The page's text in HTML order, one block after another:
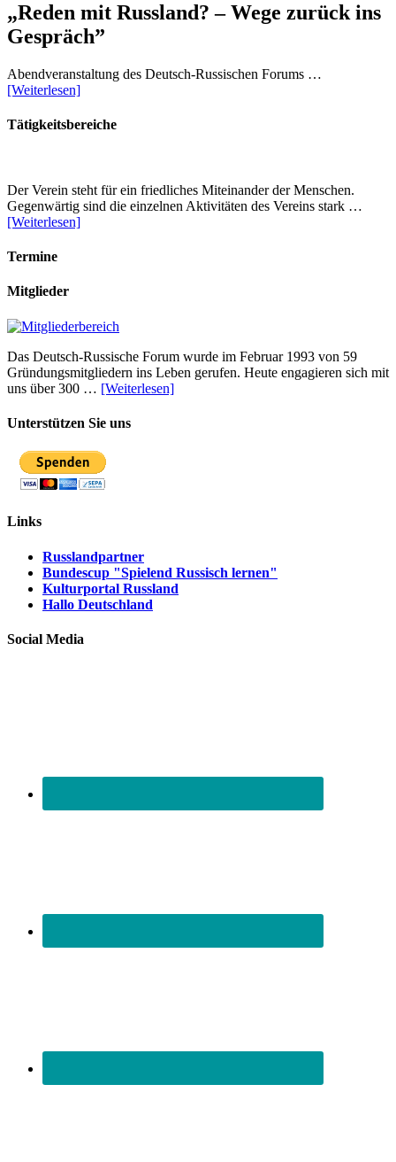
„Reden mit Russland? – Wege zurück ins
Gespräch”
Abendveranstaltung des Deutsch-Russischen Forums …
[Weiterlesen]
Tätigkeitsbereiche
Der Verein steht für ein friedliches Miteinander der Menschen.
Gegenwärtig sind die einzelnen Aktivitäten des Vereins stark …
[Weiterlesen]
Termine
Mitglieder
Das Deutsch-Russische Forum wurde im Februar 1993 von 59
Gründungsmitgliedern ins Leben gerufen. Heute engagieren sich mit
uns über 300 … [Weiterlesen]
Unterstützen Sie uns
Links
Russlandpartner
Bundescup "Spielend Russisch lernen"
Kulturportal Russland
Hallo Deutschland
Social Media